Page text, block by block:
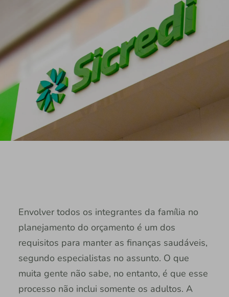
Envolver todos os integrantes da família no
planejamento do orçamento é um dos
requisitos para manter as finanças saudáveis,
segundo especialistas no assunto. O que
muita gente não sabe, no entanto, é que esse
processo não inclui somente os adultos. A